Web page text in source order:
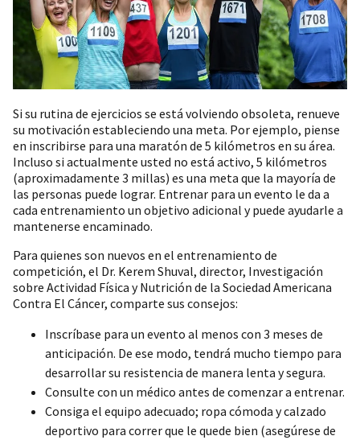
Si su rutina de ejercicios se está volviendo obsoleta, renueve
su motivación estableciendo una meta. Por ejemplo, piense
en inscribirse para una maratón de 5 kilómetros en su área.
Incluso si actualmente usted no está activo, 5 kilómetros
(aproximadamente 3 millas) es una meta que la mayoría de
las personas puede lograr. Entrenar para un evento le da a
cada entrenamiento un objetivo adicional y puede ayudarle a
mantenerse encaminado.
Para quienes son nuevos en el entrenamiento de
competición, el Dr. Kerem Shuval, director, Investigación
sobre Actividad Física y Nutrición de la Sociedad Americana
Contra El Cáncer, comparte sus consejos:
Inscríbase para un evento al menos con 3 meses de
anticipación. De ese modo, tendrá mucho tiempo para
desarrollar su resistencia de manera lenta y segura.
Consulte con un médico antes de comenzar a entrenar.
Consiga el equipo adecuado; ropa cómoda y calzado
deportivo para correr que le quede bien (asegúrese de